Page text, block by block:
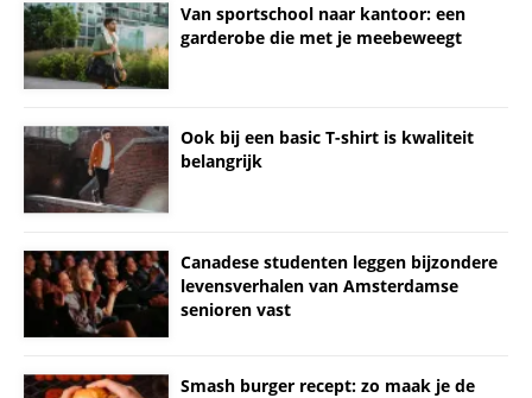
Van sportschool naar kantoor: een
garderobe die met je meebeweegt
Ook bij een basic T-shirt is kwaliteit
belangrijk
Canadese studenten leggen bijzondere
levensverhalen van Amsterdamse
senioren vast
Smash burger recept: zo maak je de